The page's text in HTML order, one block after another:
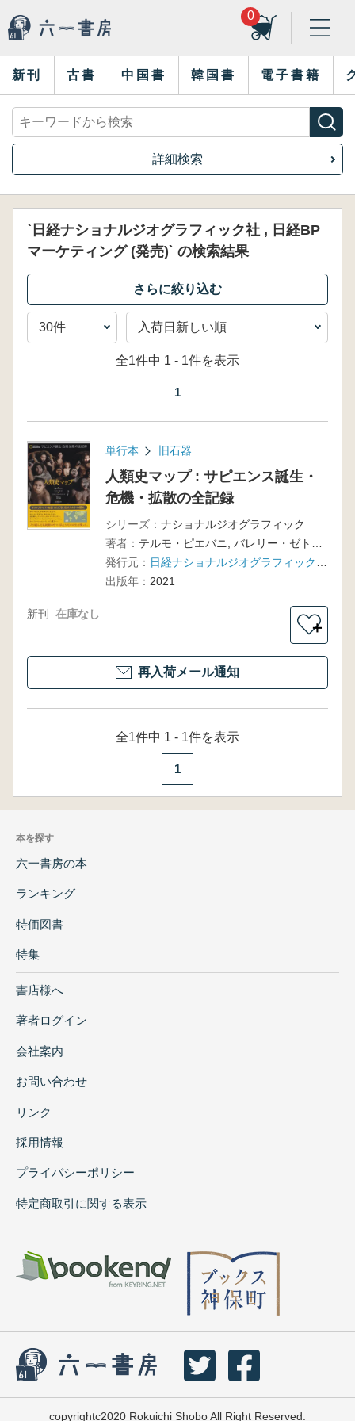
0
新刊 古書 中国書 韓国書 電子書籍
詳細検索
`日経ナショナルジオグラフィック社 , 日経BP
マーケティング (発売)` の検索結果
全1件中 1 - 1件を表示
1
単行本 旧石器
人類史マップ : サピエンス誕生・
危機・拡散の全記録
シリーズ： ナショナルジオグラフィック
著者：
発行元：
出版年： 2021
新刊 在庫なし
＋
再入荷メール通知
全1件中 1 - 1件を表示
1
本を探す
六一書房の本
ランキング
特価図書
特集
書店様へ
著者ログイン
会社案内
お問い合わせ
リンク
採用情報
プライバシーポリシー
特定商取引に関する表示
copyrightc2020 Rokuichi Shobo All Right Reserved.